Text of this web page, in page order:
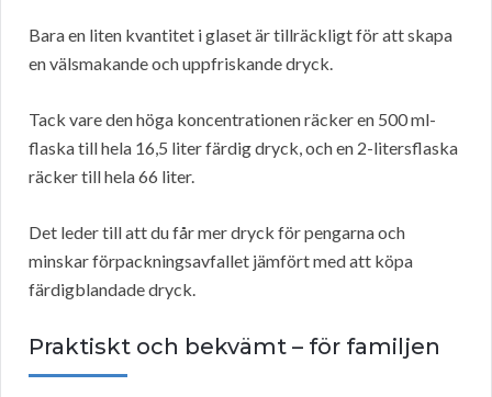
Bara en liten kvantitet i glaset är tillräckligt för att skapa
en välsmakande och uppfriskande dryck.
Tack vare den höga koncentrationen räcker en 500 ml-
flaska till hela 16,5 liter färdig dryck, och en 2-litersflaska
räcker till hela 66 liter.
Det leder till att du får mer dryck för pengarna och
minskar förpackningsavfallet jämfört med att köpa
färdigblandade dryck.
Praktiskt och bekvämt – för familjen